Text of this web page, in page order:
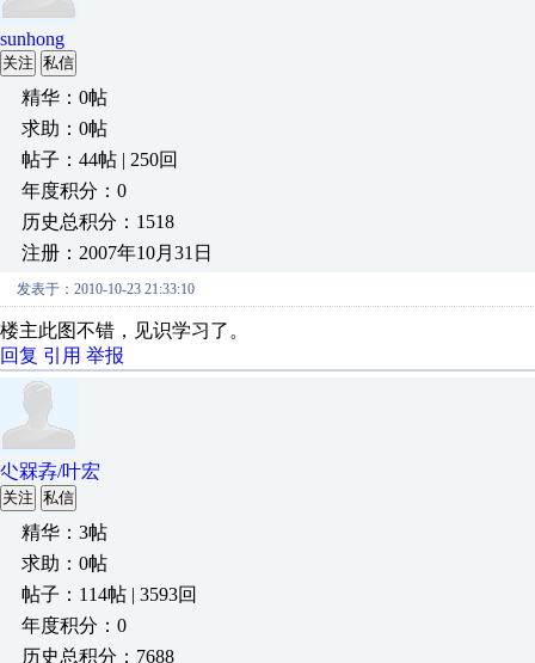
sunhong
关注 私信
精华：0帖
求助：0帖
帖子：44帖 | 250回
年度积分：0
历史总积分：1518
注册：2007年10月31日
发表于：2010-10-23 21:33:10
楼主此图不错，见识学习了。
回复 引用 举报
尐槑孨/叶宏
关注 私信
精华：3帖
求助：0帖
帖子：114帖 | 3593回
年度积分：0
历史总积分：7688